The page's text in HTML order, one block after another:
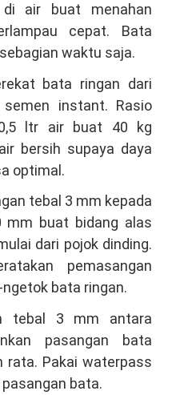
air buat menahan
cepat. Bata
waktu saja.
bata ringan dari
instant. Rasio
ltr air buat 40 kg
bersih supaya daya
optimal.
tebal 3 mm kepada
mm buat bidang alas
dari pojok dinding.
pemasangan
bata ringan.
tebal 3 mm antara
pasangan bata
rata. Pakai waterpass
bata.